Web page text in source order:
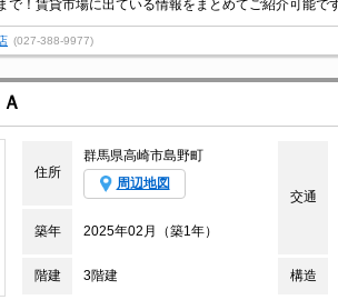
(027-388-9977)
住所
群馬県高崎市島野町
周辺地図
交通
築年 2025年02月（築1年）
階建 3階建 構造